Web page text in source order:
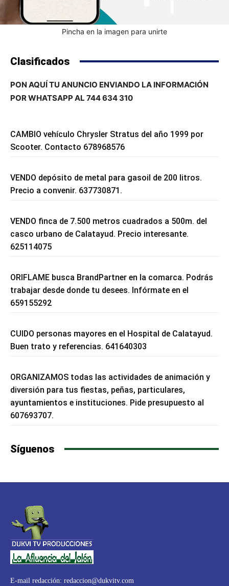
Pincha en la imagen para unirte
Clasificados
PON AQUÍ TU ANUNCIO ENVIANDO LA INFORMACIÓN
POR WHATSAPP AL 744 634 310
CAMBIO vehículo Chrysler Stratus del año 1999 por
Scooter. Contacto 678968576
VENDO depósito de metal para gasoil de 200 litros.
Precio a convenir. 637730871.
VENDO finca de 7.500 metros cuadrados a 500m. del
casco urbano de Calatayud. Precio interesante.
625114075
ORIFLAME busca BrandPartner en la comarca. Podrás
trabajar desde donde tu desees. Infórmate en el
659155292
CUIDO personas mayores en el Hospital de Calatayud.
Buen trato y referencias. 641640303
ORGANIZAMOS todas las actividades de animación y
diversión para tus fiestas, peñas, particulares,
ayuntamientos e instituciones. Pide presupuesto al
607693707.
Síguenos
E-mail redacción: redaccion@dukvitv.com